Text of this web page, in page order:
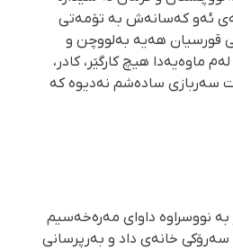
ئەو کەسانەش بە تۆمەتی
قورسیان هەیە بەلووچن و
ماوەیەدا هیچ کارگێر، کادر،
سەربازی سادەشم نەدیوە کە
کە زیاتر لە ٢٠ جار بە نووسراوە داوای مەرەخەسیم
سەرۆکی خانەی داد و بەرپرسانی